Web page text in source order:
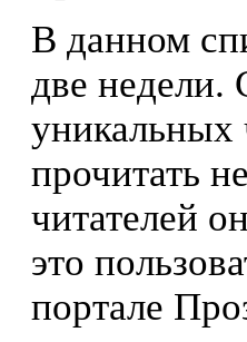
В данном
две недели.
уникальных
прочитать
читателей
это
портале